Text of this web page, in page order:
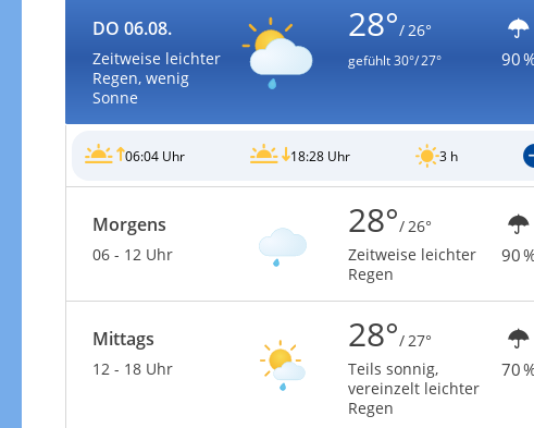
DO 06.08.
Zeitweise leichter
Regen, wenig
Sonne
28°/ 26°
gefühlt30°/ 27° 90
06:04 Uhr 18:28 Uhr 3 h
Morgens
06 - 12 Uhr
28°/ 26°
Zeitweise leichter
Regen
90
Mittags
12 - 18 Uhr
28°/ 27°
Teils sonnig,
vereinzelt leichter
Regen
70